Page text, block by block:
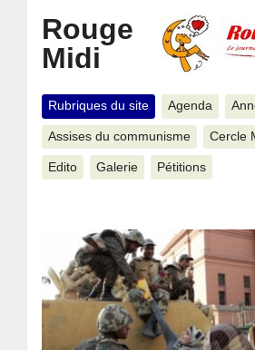
Rouge
Midi
Rubriques du site Agenda
Assises du communisme Cercle
Edito Galerie Pétitions